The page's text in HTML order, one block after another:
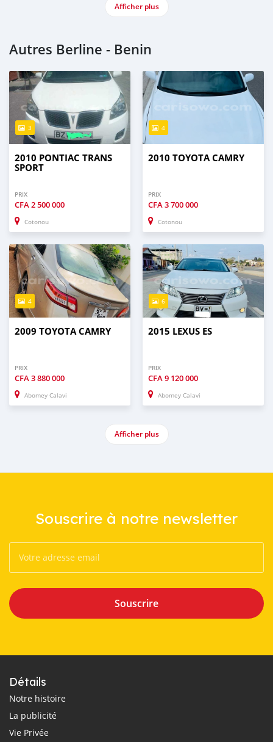
Afficher plus
Autres Berline - Benin
3
2010 PONTIAC TRANS
SPORT
PRIX
CFA2 500 000
Cotonou
4
2010 TOYOTA CAMRY
PRIX
CFA3 700 000
Cotonou
4
2009 TOYOTA CAMRY
PRIX
CFA3 880 000
Abomey Calavi
6
2015 LEXUS ES
PRIX
CFA9 120 000
Abomey Calavi
Afficher plus
Souscrire à notre newsletter
Souscrire
Détails
Notre histoire
La publicité
Vie Privée